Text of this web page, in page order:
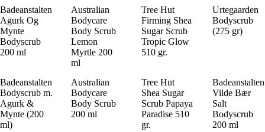
Badeanstalten
Agurk Og
Mynte
Bodyscrub
200 ml
Australian
Bodycare
Body Scrub
Lemon
Myrtle 200
ml
Tree Hut
Firming Shea
Sugar Scrub
Tropic Glow
510 gr.
Urtegaarden
Bodyscrub
(275 gr)
Badeanstalten
Bodyscrub m.
Agurk &
Mynte (200
ml)
Australian
Bodycare
Body Scrub
200 ml
Tree Hut
Shea Sugar
Scrub Papaya
Paradise 510
gr.
Badeanstalten
Vilde Bær
Salt
Bodyscrub
200 ml